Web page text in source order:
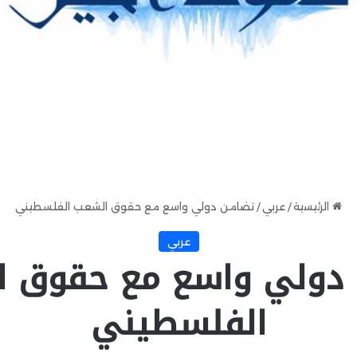
الرئيسية/ عربي / تضامن دولي واسع مع حقوق الشعب الفلسطيني
عربي
دولي واسع مع حقوق
الفلسطيني